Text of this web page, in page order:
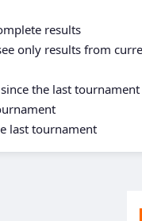
results
only results from
the last tournament
last tournament